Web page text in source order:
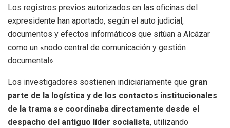
Los registros previos autorizados en las oficinas del
expresidente han aportado, según el auto judicial,
documentos y efectos informáticos que sitúan a Alcázar
como un «nodo central de comunicación y gestión
documental».
Los investigadores sostienen indiciariamente que gran
parte de la logística y de los contactos institucionales
de la trama se coordinaba directamente desde el
despacho del antiguo líder socialista, utilizando